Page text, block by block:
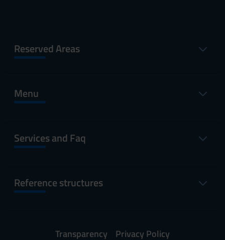
Reserved Areas
Menu
Services and Faq
Reference structures
Transparency Privacy Policy